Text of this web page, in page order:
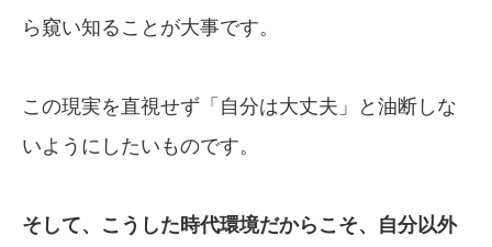
ら窺い知ることが大事です。
この現実を直視せず「自分は大丈夫」と油断しな
いようにしたいものです。
そして、こうした時代環境だからこそ、自分以外